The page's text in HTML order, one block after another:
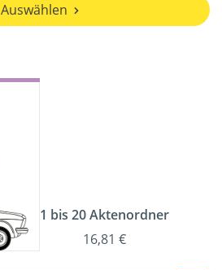
Auswählen
1 bis 20 Aktenordner
16,81 €